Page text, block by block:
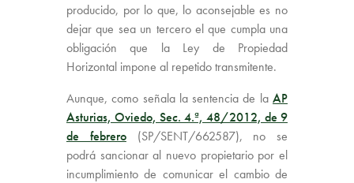
producido, por lo que, lo aconsejable es no
dejar que sea un tercero el que cumpla una
obligación que la Ley de Propiedad
Horizontal impone al repetido transmitente.
Aunque, como señala la sentencia de la AP
Asturias, Oviedo, Sec. 4.ª, 48/2012, de 9
de febrero(SP/SENT/662587), no se
podrá sancionar al nuevo propietario por el
incumplimiento de comunicar el cambio de